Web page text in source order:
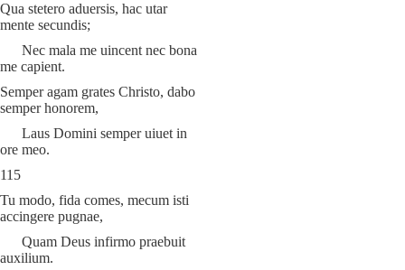
Qua stetero aduersis, hac utar
mente secundis;
Nec mala me uincent nec bona
me capient.
Semper agam grates Christo, dabo
semper honorem,
Laus Domini semper uiuet in
ore meo.
115
Tu modo, fida comes, mecum isti
accingere pugnae,
Quam Deus infirmo praebuit
auxilium.